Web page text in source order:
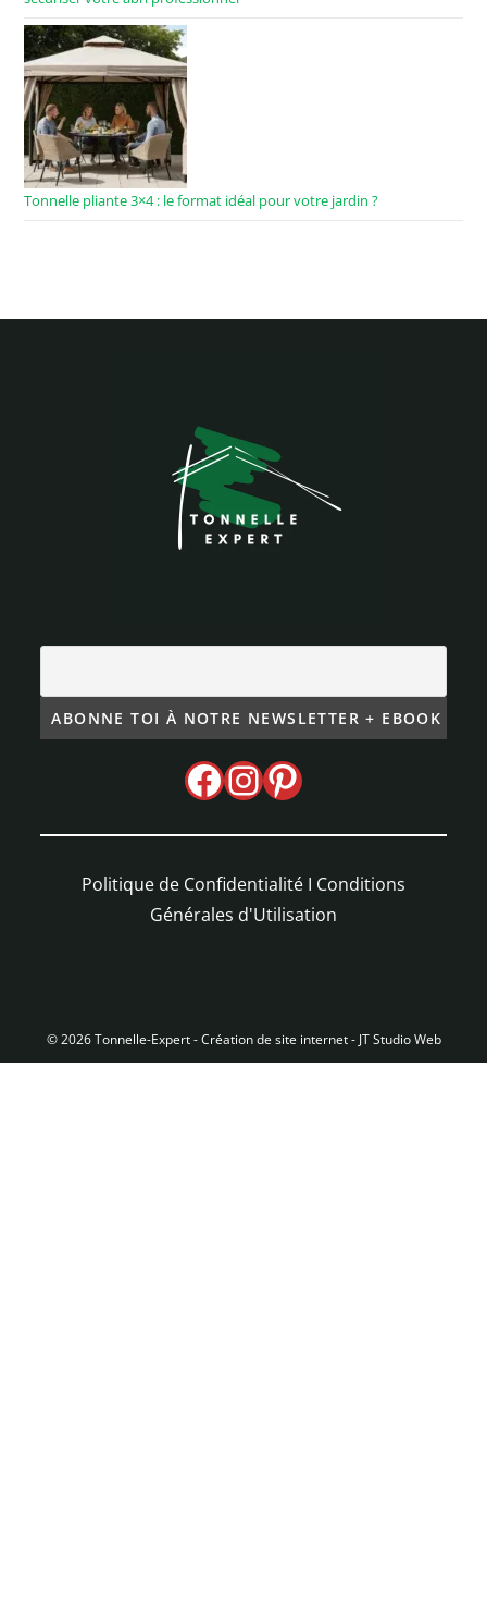
Tonnelle pliante 3×4 : le format idéal pour votre jardin ?
Politique de Confidentialité I Conditions
Générales d'Utilisation
© 2026 Tonnelle-Expert -Création de site internet - JT Studio Web